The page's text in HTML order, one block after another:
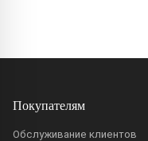
Покупателям
Обслуживание клиентов